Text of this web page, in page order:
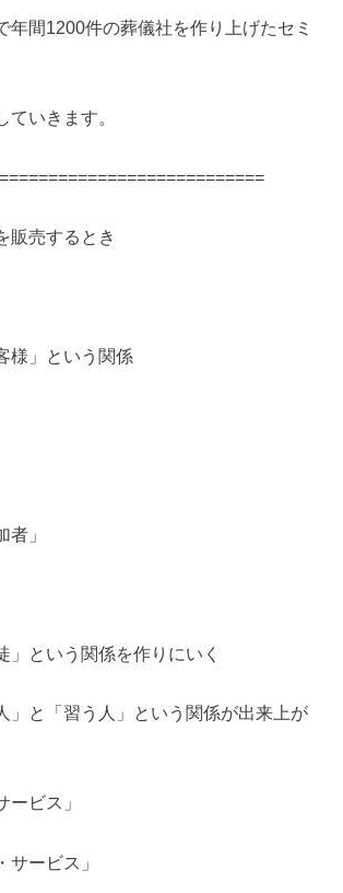
年間1200件の葬儀社を作り上げたセミ
ていきます。
販売するとき
様」という関係
者」
」という関係を作りにいく
」と「習う人」という関係が出来上が
ービス」
サービス」